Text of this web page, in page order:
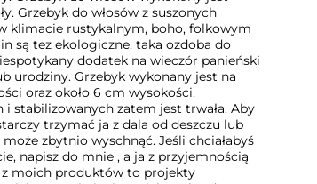
Grzebyk do włosów z suszonych
klimacie rustykalnym, boho, folkowym
są tez ekologiczne. taka ozdoba do
dodatek na wieczór panieński
urodziny. Grzebyk wykonany jest na
oraz około 6 cm wysokości.
stabilizowanych zatem jest trwała. Aby
trzymać ja z dala od deszczu lub
zbytnio wyschnąć. Jeśli chciałabyś
napisz do mnie , a ja z przyjemnością
z moich produktów to projekty